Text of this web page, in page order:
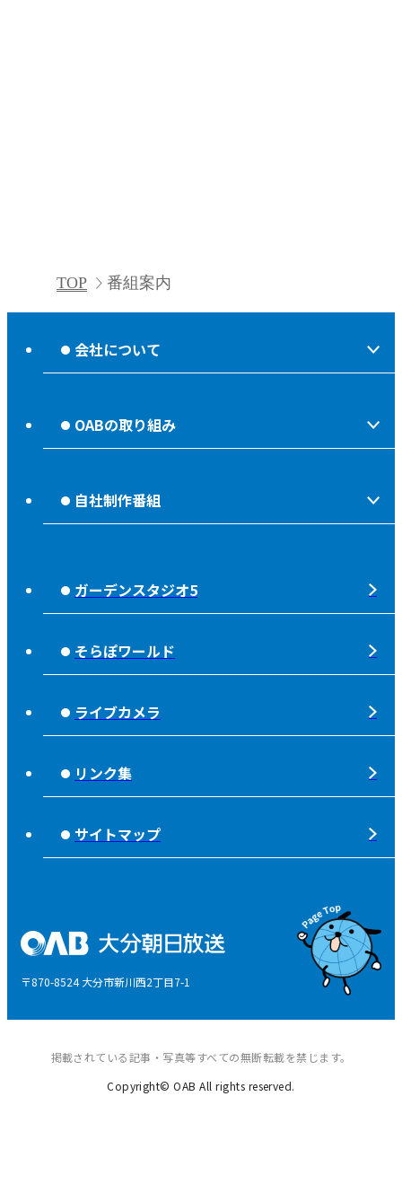
TOP 番組案内
会社について
OABからのお知らせ
リクルートページ
放送番組審議会
大分朝日放送 人権方針
青少年と放送
個人情報について
特定商取引に関する法律による表示
OABの取り組み
子ども食堂応援
宇宙(そら)
ピンクリボン
みんなでそなえーる
自社制作番組
もっと！
SOLD OUT
タウンスパイス
夜分、おじゃまします。
ガーデンスタジオ5
そらぽワールド
ライブカメラ
リンク集
サイトマップ
〒870-8524 大分市新川西2丁目7-1
掲載されている記事・写真等すべての無断転載を禁じます。
Copyright© OAB All rights reserved.